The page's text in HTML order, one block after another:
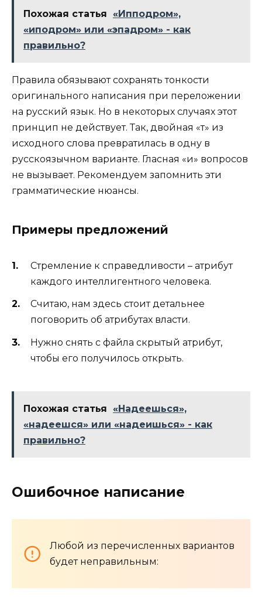
Похожая статья
«Ипподром»,
«иподром» или «эпадром» - как
правильно?
Правила обязывают сохранять тонкости
оригинального написания при переложении
на русский язык. Но в некоторых случаях этот
принцип не действует. Так, двойная «т» из
исходного слова превратилась в одну в
русскоязычном варианте. Гласная «и» вопросов
не вызывает. Рекомендуем запомнить эти
грамматические нюансы.
Примеры предложений
Стремление к справедливости – атрибут
каждого интеллигентного человека.
Считаю, нам здесь стоит детальнее
поговорить об атрибутах власти.
Нужно снять с файла скрытый атрибут,
чтобы его получилось открыть.
Похожая статья
«Надеешься»,
«надеешся» или «надеишься» - как
правильно?
Ошибочное написание
Любой из перечисленных вариантов
будет неправильным: